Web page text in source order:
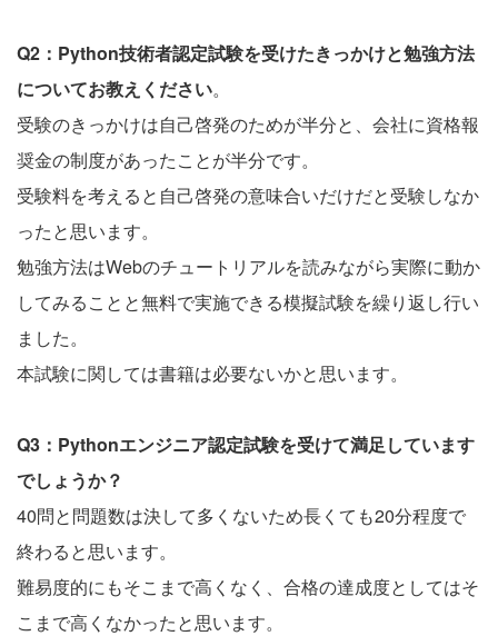
Q2：Python技術者認定試験を受けたきっかけと勉強方法
についてお教えください。
受験のきっかけは自己啓発のためが半分と、会社に資格報
奨金の制度があったことが半分です。
受験料を考えると自己啓発の意味合いだけだと受験しなか
ったと思います。
勉強方法はWebのチュートリアルを読みながら実際に動か
してみることと無料で実施できる模擬試験を繰り返し行い
ました。
本試験に関しては書籍は必要ないかと思います。
Q3：Pythonエンジニア認定試験を受けて満足しています
でしょうか？
40問と問題数は決して多くないため長くても20分程度で
終わると思います。
難易度的にもそこまで高くなく、合格の達成度としてはそ
こまで高くなかったと思います。